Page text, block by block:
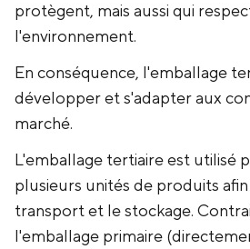
protègent, mais aussi qui
l'environnement.
En conséquence, l'emballage
développer et s'adapter aux
marché.
L'emballage tertiaire est utilisé
plusieurs unités de produits
transport et le stockage.
l'emballage primaire